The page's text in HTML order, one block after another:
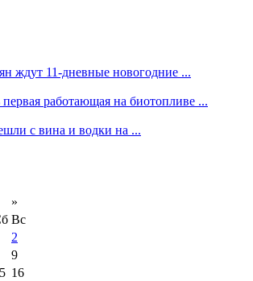
ждут 11-дневные новогодние ...
работающая на биотопливе ...
с вина и водки на ...
»
Вс
2
9
16